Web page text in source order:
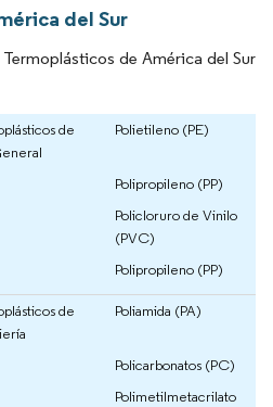
del Sur
de América del Sur
de
Polietileno (PE)
Polipropileno (PP)
Policloruro de Vinilo
(PVC)
Polipropileno (PP)
de
Poliamida (PA)
Policarbonatos (PC)
Polimetilmetacrilato